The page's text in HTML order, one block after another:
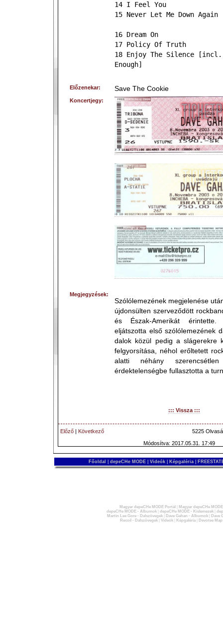
14 I Feel You
15 Never Let Me Down Again
16 Dream On
17 Policy Of Truth
18 Enjoy The Silence
Enough]
Előzenekar: Save The Cookie
Koncertjegy:
Megjegyzések:
Szólólemezének megjelenése
újdonsülten szerveződött
és Észak-Amerikát érintette.
eljátszotta első szólólemezének
dalok közül pedig a slágerekre
felgyorsítása, néhol erőltetett
alatti néhány
érdektelenségbe fullasztotta a
::: Vissza :::
Előző | Következő
5225
Módosítva: 2017.05.31. 17:49
Főoldal depeCHe MODE Videók Képgaléria
Magyar depeCHe MODE Portál
Magyar depeCHe
depeCHe MODE - Albumok| depeCHe MODE - Kislemezek|
Martin Lee Gore - Dalszövegek| Dave Gahan - Albumok|
Dave
Recoil - Dalszövegek| Videók| Képgaléria| Devotee Map